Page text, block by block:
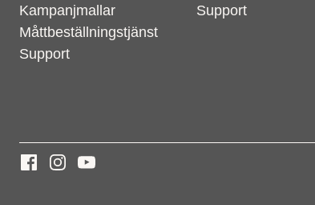
Kampanjmallar
Måttbeställningstjänst
Support
Support